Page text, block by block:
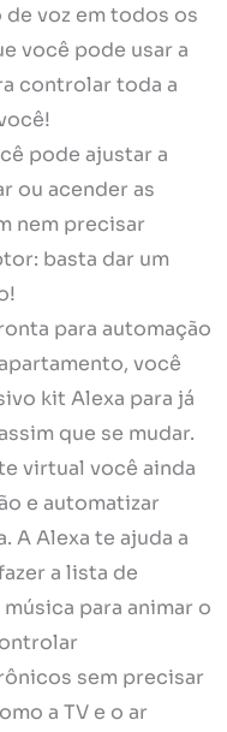
voz em todos os
você pode usar a
controlar toda a
pode ajustar a
ou acender as
nem precisar
basta dar um
para automação
você
kit Alexa para já
que se mudar.
virtual você ainda
e automatizar
A Alexa te ajuda a
a lista de
para animar o
sem precisar
a TV e o ar